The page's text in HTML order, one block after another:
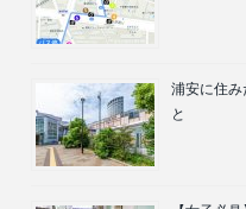
浦安に住み
と